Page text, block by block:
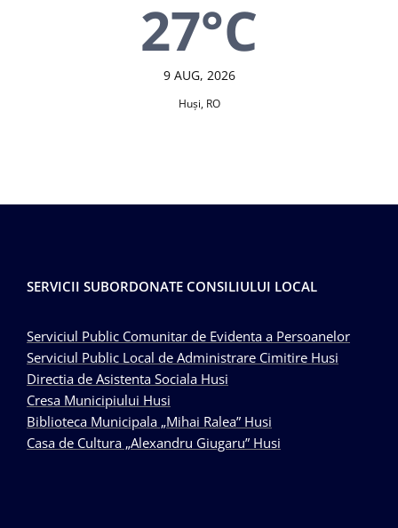
27°C
9 AUG, 2026
Huşi, RO
SERVICII SUBORDONATE CONSILIULUI LOCAL
Serviciul Public Comunitar de Evidenta a Persoanelor
Serviciul Public Local de Administrare Cimitire Husi
Directia de Asistenta Sociala Husi
Cresa Municipiului Husi
Biblioteca Municipala „Mihai Ralea” Husi
Casa de Cultura „Alexandru Giugaru” Husi